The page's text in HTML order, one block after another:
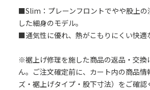
■Slim：プレーンフロントでやや股上の
した細身のモデル。
■通気性に優れ、熱がこもりにくい快適
※裾上げ修理を施した商品の返品・交換
ん。ご注文確定前に、カート内の商品情
ズ・裾上げタイプ・股下寸法）をご確認